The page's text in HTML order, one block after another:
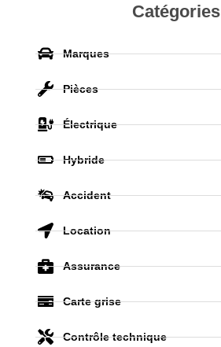
Catégories
Marques
Pièces
Électrique
Hybride
Accident
Location
Assurance
Carte grise
Contrôle technique